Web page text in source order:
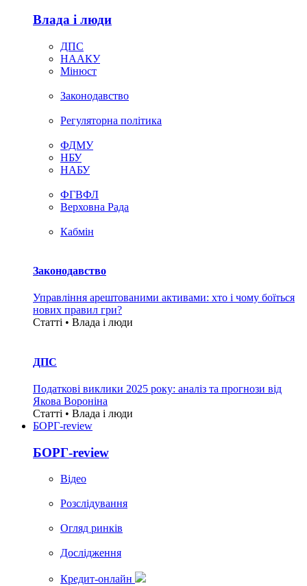
Влада i люди
ДПС
НААКУ
Мінюст
Законодавство
Регуляторна політика
ФДМУ
НБУ
НАБУ
ФГВФЛ
Верховна Рада
Кабмін
Законодавство
Управління арештованими активами: хто і чому боїться
нових правил гри?
Статті • Влада i люди
ДПС
Податкові виклики 2025 року: аналіз та прогнози від
Якова Вороніна
Статті • Влада i люди
БОРГ-review
БОРГ-review
Вiдео
Розслідування
Огляд ринків
Дослідження
Кредит-онлайн